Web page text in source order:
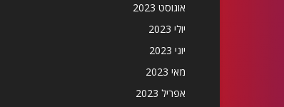
אוגוסט 2023
יולי 2023
יוני 2023
מאי 2023
אפריל 2023